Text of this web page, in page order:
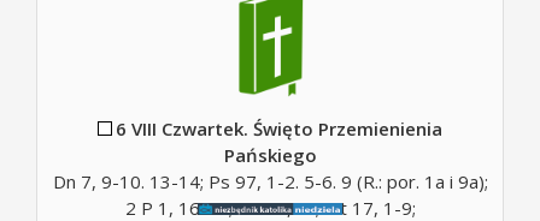
6 VIII Czwartek. Święto Przemienienia
Pańskiego
Dn 7, 9-10. 13-14; Ps 97, 1-2. 5-6. 9 (R.: por. 1a i 9a);
2 P 1, 16-19; Mt 17, 5c; Mt 17, 1-9;